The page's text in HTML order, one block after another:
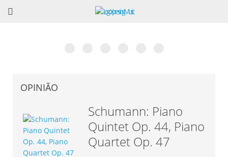
OPINIÃO
Schumann: Piano
Quintet Op. 44, Piano
Quartet Op. 47